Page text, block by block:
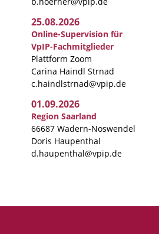
25.08.2026
Online-Supervision für
VpIP-Fachmitglieder
Plattform Zoom
Carina Haindl Strnad
c.haindlstrnad@vpip.de
01.09.2026
Region Saarland
66687 Wadern-Noswendel
Doris Haupenthal
d.haupenthal@vpip.de